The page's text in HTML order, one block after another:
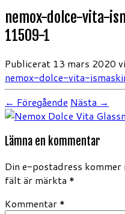
nemox-dolce-vita-
11509-1
Publicerat 13 mars 2020
nemox-dolce-vita-
← Föregående Nästa →
Lämna en kommentar
Din e-postadress kommer
fält är märkta *
Kommentar *